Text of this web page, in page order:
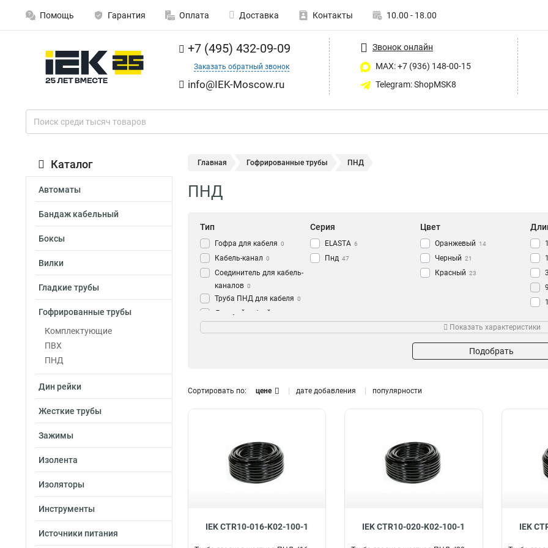
Помощь Гарантия Оплата Доставка Контакты 10.00 - 18.00
+7 (495) 432-09-09
Заказать обратный звонок
info@IEK-Moscow.ru
Звонок онлайн
MAX: +7 (936) 148-00-15
Telegram: ShopMSK8
Каталог
Автоматы
Бандаж кабельный
Боксы
Вилки
Гладкие трубы
Гофрированные трубы
Комплектующие
ПВХ
ПНД
Дин рейки
Жесткие трубы
Зажимы
Изолента
Изоляторы
Инструменты
Источники питания
Главная Гофрированные трубы ПНД
ПНД
Тип
Гофра для кабеля 0
Кабель-канал 0
Соединитель для кабель-
каналов 0
Труба ПНД для кабеля 0
Дверной гибкий переход
Серия
ELASTA 6
Пнд 47
Цвет
Оранжевый 14
Черный 21
Красный 23
Тип трубы
Тяжелый 6 Да 28
Показать характеристики
Подобрать
Сортировать по: цене дате добавления популярности
IEK CTR10-016-K02-100-1 IEK CTR10-020-K02-100-1 IEK